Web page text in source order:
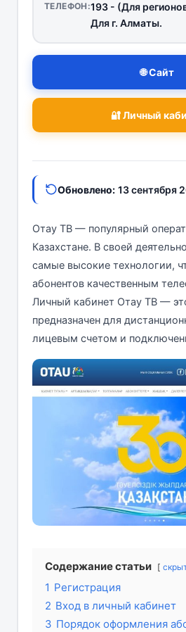
ТЕЛЕФОН:193 - (Для
Для г. Алматы.
🌐 Сайт
🔐 Личный
Обновлено: 13 сентября
Отау ТВ — популярный
Казахстане. В своей
самые высокие технологии,
абонентов качественным
Личный кабинет Отау ТВ —
предназначен для
лицевым счетом и
Содержание статьи
1 Регистрация
2 Вход в личный кабинет
3 Порядок оформления